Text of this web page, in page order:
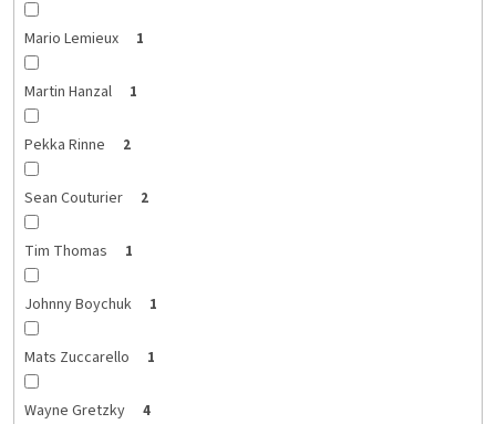
Mario Lemieux 1
Martin Hanzal 1
Pekka Rinne 2
Sean Couturier 2
Tim Thomas 1
Johnny Boychuk 1
Mats Zuccarello 1
Wayne Gretzky 4